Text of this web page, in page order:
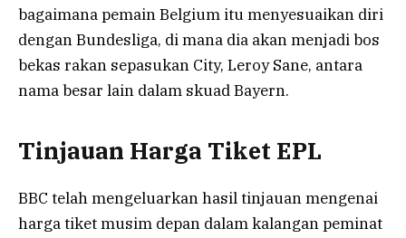
bagaimana pemain Belgium itu menyesuaikan diri
dengan Bundesliga, di mana dia akan menjadi bos
bekas rakan sepasukan City, Leroy Sane, antara
nama besar lain dalam skuad Bayern.
Tinjauan Harga Tiket EPL
BBC telah mengeluarkan hasil tinjauan mengenai
harga tiket musim depan dalam kalangan peminat